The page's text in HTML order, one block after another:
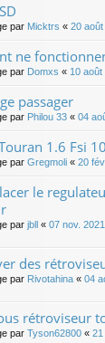
par Micktrs « 20
ne
par Domxs « 10 août
passager
par Philou 33 « 04
1.6 Fsi
par Gregmoli « 20
le
par jbll « 07 nov.
des
par Rivotahina « 04
rétroviseur
par Tyson62800 « 21